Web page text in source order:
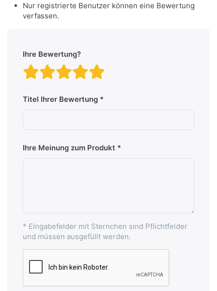
Nur registrierte Benutzer können eine Bewertung
verfassen.
Ihre Bewertung?
Bewertung: 4 von
Bewertung: 3 von 5
Bewertung: 2 von 5
Bewertung: 1 von 5
Titel Ihrer Bewertung
Ihre Meinung zum Produkt
* Eingabefelder mit Sternchen sind Pflichtfelder
und müssen ausgefüllt werden.